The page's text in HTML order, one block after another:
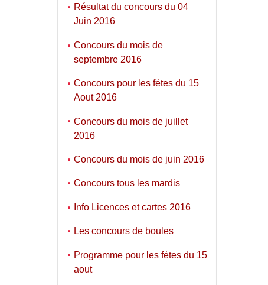
Résultat du concours du 04
Juin 2016
Concours du mois de
septembre 2016
Concours pour les fétes du 15
Aout 2016
Concours du mois de juillet
2016
Concours du mois de juin 2016
Concours tous les mardis
Info Licences et cartes 2016
Les concours de boules
Programme pour les fétes du 15
aout